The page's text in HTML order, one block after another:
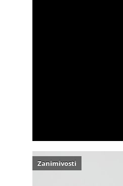
Zanimivosti